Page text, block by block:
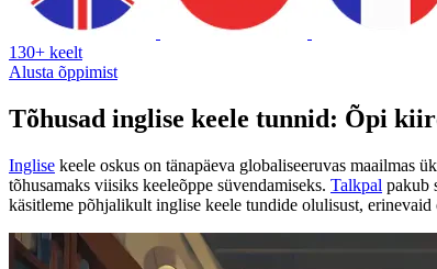
130+ keelt
Alusta õppimist
Tõhusad inglise keele tunnid: Õpi
Inglise keele oskus on tänapäeva globaliseeruvas maailmas
tõhusamaks viisiks keeleõppe süvendamiseks. Talkpal pakub
käsitleme põhjalikult inglise keele tundide olulisust,